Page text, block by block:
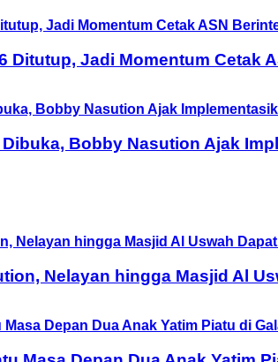
Ditutup, Jadi Momentum Cetak
Dibuka, Bobby Nasution Ajak
Nelayan hingga Masjid Al